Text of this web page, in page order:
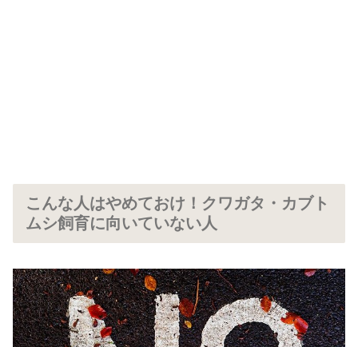
こんな人はやめておけ！クワガタ・カブト
ムシ飼育に向いていない人